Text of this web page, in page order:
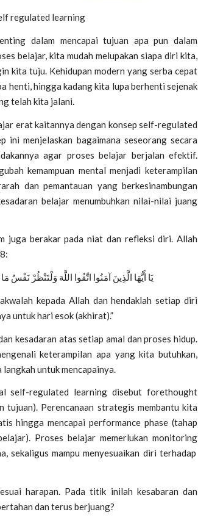
regulated learning
dalam mencapai tujuan apa pun dalam
belajar, kita mudah melupakan siapa diri kita,
kita tuju. Kehidupan modern yang serba cepat
henti, hingga kadang kita lupa berhenti sejenak
telah kita jalani.
erat kaitannya dengan konsep self-regulated
ini menjelaskan bagaimana seseorang secara
agar proses belajar berjalan efektif.
kemampuan mental menjadi keterampilan
dan pemantauan yang berkesinambungan
belajar menumbuhkan nilai-nilai juang
juga berakar pada niat dan refleksi diri. Allah
يَا أَيُّهَا الَّذِينَ آمَنُوا اتَّقُوا اللَّهَ وَلْتَنْظُرْ نَفْسٌ
kepada Allah dan hendaklah setiap diri
untuk hari esok (akhirat).”
kesadaran atas setiap amal dan proses hidup
keterampilan apa yang kita butuhkan,
untuk mencapainya.
self-regulated learning disebut forethought
tujuan). Perencanaan strategis membantu kita
hingga mencapaiperformance phase (tahap
Proses belajar memerlukan monitoring
sekaligus mampu menyesuaikan diri terhadap
harapan. Pada titik inilah kesabaran dan
dan terus berjuang?